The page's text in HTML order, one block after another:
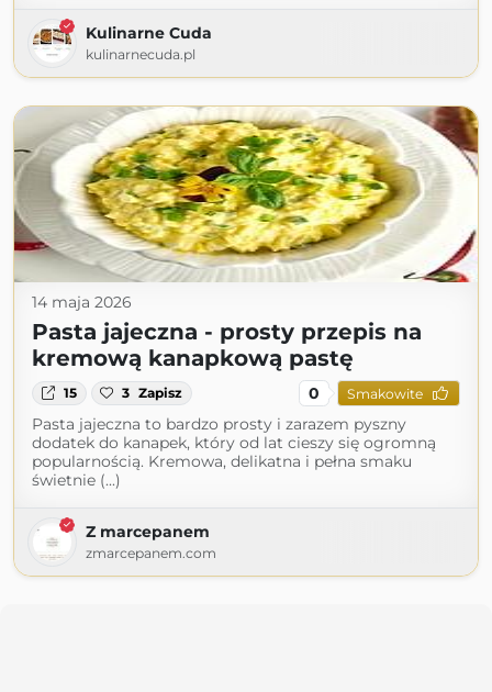
Kulinarne Cuda
kulinarnecuda.pl
14 maja 2026
Pasta jajeczna - prosty przepis na
kremową kanapkową pastę
15 3 Zapisz 0 Smakowite
Pasta jajeczna to bardzo prosty i zarazem pyszny
dodatek do kanapek, który od lat cieszy się ogromną
popularnością. Kremowa, delikatna i pełna smaku
świetnie (...)
Z marcepanem
zmarcepanem.com